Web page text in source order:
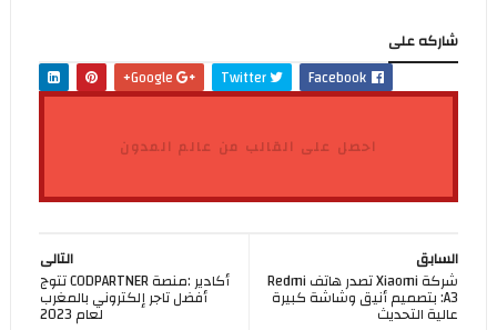
شاركه على
Facebook
Twitter
احصل على القالب من عالم المدون
التالى
أكادير :منصة CODPARTNER تتوج
أفضل تاجر إلكتروني بالمغرب
لعام 2023
السابق
شركة Xiaomi تصدر ھاتف Redmi
A3: بتصمیم أنیق وشاشة كبیرة
عالیة التحدیث